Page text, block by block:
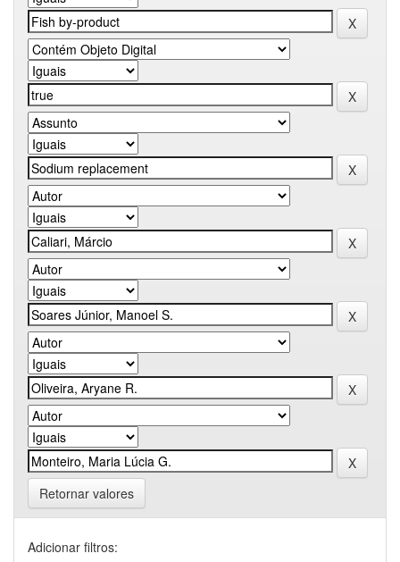
Retornar valores
Adicionar filtros: